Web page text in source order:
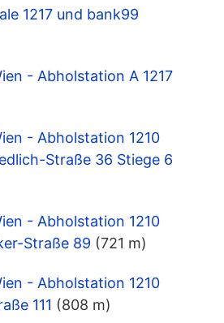
1217 und bank99
- Abholstation A 1217
- Abholstation 1210
Straße 36 Stiege 6
- Abholstation 1210
Straße 89 (721 m)
- Abholstation 1210
111 (808 m)